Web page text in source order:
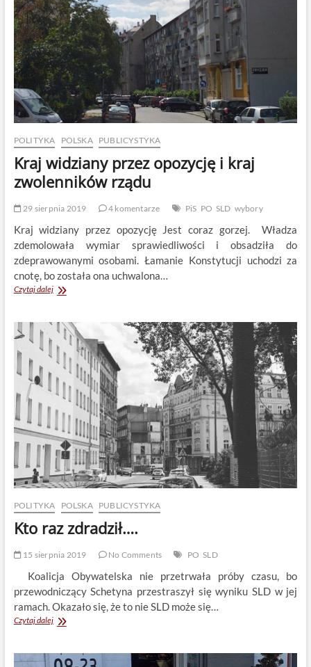
POLITYKA POLSKA PUBLICYSTYKA
Kraj widziany przez opozycję i kraj
zwolenników rządu
29 sierpnia 2019 4 komentarze PiS PO SLD wybory
Kraj widziany przez opozycję Jest coraz gorzej. Władza
zdemolowała wymiar sprawiedliwości i obsadziła do
zdeprawowanymi osobami. Łamanie Konstytucji uchodzi za
cnotę, bo została ona uchwalona…
Czytaj dalejKraj
opozycję
kraj
zwolenników
rządu
POLITYKA POLSKA PUBLICYSTYKA
Kto raz zdradził….
15 sierpnia 2019 No Comments PO SLD
Koalicja Obywatelska nie przetrwała próby czasu, bo
przewodniczący Schetyna przestraszył się wyniku SLD w jej
ramach. Okazało się, że to nie SLD może się…
Czytaj dalejKto